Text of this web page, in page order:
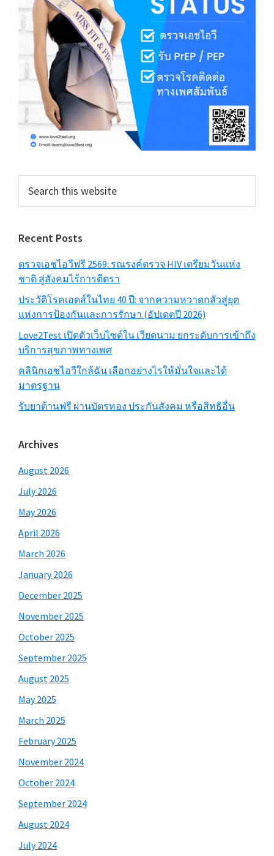
this
Recent Posts
ตรวจเอชไอวีฟรี 2569: รณรงค์ตรวจ HIV เตรียมวันแห่ง
ชาติ สู่สังคมไร้การตีตรา
ประวัติโรคเอดส์ในไทย 40 ปี: จากความหวาดกลัวสู่ยุค
แห่งการป้องกันและการรักษา (อัปเดตปี 2026)
Love2Test เปิดตัวเว็บไซต์ใน เวียดนาม ยกระดับการเข้าถึง
บริการสุขภาพทางเพศ
คลินิกเอชไอวีใกล้ฉัน เลือกอย่างไรให้มั่นใจและได้
มาตรฐาน
รับยาต้านฟรี ผ่านบัตรทอง ประกันสังคม หรือสิทธิอื่น
Archives
August 2026
July 2026
May 2026
April 2026
March 2026
January 2026
December 2025
November 2025
October 2025
September 2025
August 2025
May 2025
March 2025
February 2025
November 2024
October 2024
September 2024
August 2024
July 2024